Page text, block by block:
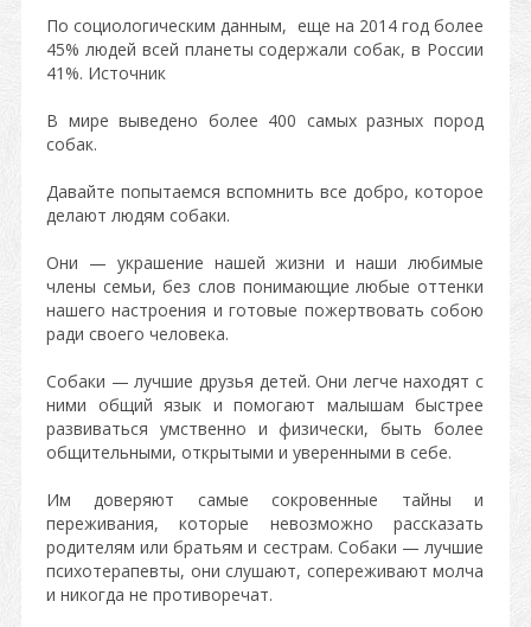
По социологическим данным, еще на 2014 год более
45% людей всей планеты содержали собак, в России
41%. Источник
В мире выведено более 400 самых разных пород
собак.
Давайте попытаемся вспомнить все добро, которое
делают людям собаки.
Они — украшение нашей жизни и наши любимые
члены семьи, без слов понимающие любые оттенки
нашего настроения и готовые пожертвовать собою
ради своего человека.
Собаки — лучшие друзья детей. Они легче находят с
ними общий язык и помогают малышам быстрее
развиваться умственно и физически, быть более
общительными, открытыми и уверенными в себе.
Им доверяют самые сокровенные тайны и
переживания, которые невозможно рассказать
родителям или братьям и сестрам. Собаки — лучшие
психотерапевты, они слушают, сопереживают молча
и никогда не противоречат.